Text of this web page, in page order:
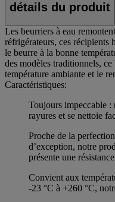
détails du produit
Les beurriers à eau
réfrigérateurs, ces récipients
le beurre à la bonne
des modèles traditionnels,
température ambiante et le
Caractéristiques:
Toujours impeccable :
rayures et se nettoie
Proche de la
d’exception, notre
présente une
Convient aux
-23 °C à +260 °C,